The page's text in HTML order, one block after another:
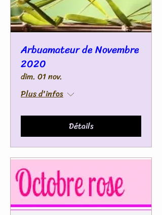
Arbuamateur de Novembre
2020
dim. 01 nov.
Plus d'infos
Détails